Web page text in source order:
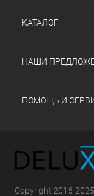
КАТАЛОГ
НАШИ
ПОМОЩЬ И
Copyright 2016-